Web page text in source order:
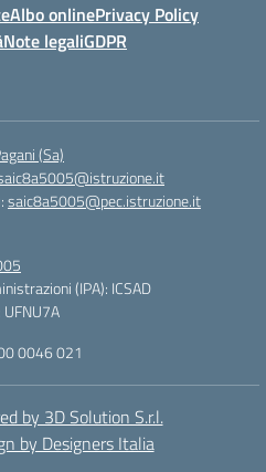
Albo onlinePrivacy Policy
Note legaliGDPR
(Sa)
saic8a5005@pec.istruzione.it
(IPA): ICSAD
0046 021
by 3D Solution S.r.l.
by Designers Italia